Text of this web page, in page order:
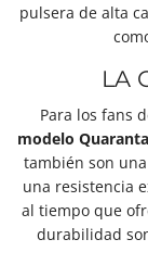
pulsera de alta
LA
Para los fans
modelo
también son
una resistencia
al tiempo que
durabilidad